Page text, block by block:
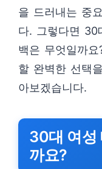
을 드러내는 중
다. 그렇다면 30
백은 무엇일까
할 완벽한 선택
아보겠습니다.
30대 여성
까요?